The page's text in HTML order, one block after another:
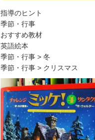
指導のヒント
季節・行事
おすすめ教材
英語絵本
季節・行事 > 冬
季節・行事 > クリスマス